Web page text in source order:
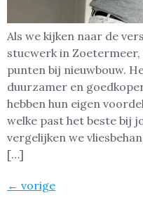
Als we kijken naar de
stucwerk in
punten bij nieuwbouw.
duurzamer en
hebben hun eigen
welke past het beste bij
vergelijken we
[…]
← vorige